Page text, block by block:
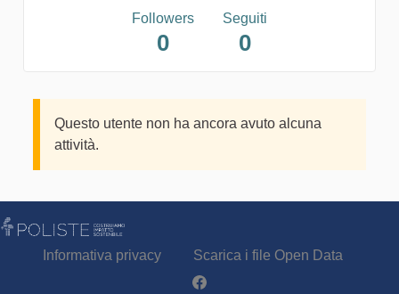
Followers
0
Seguiti
0
Questo utente non ha ancora avuto alcuna
attività.
Informativa privacy
Scarica i file Open Data
Partecipa - Poliste su Facebook